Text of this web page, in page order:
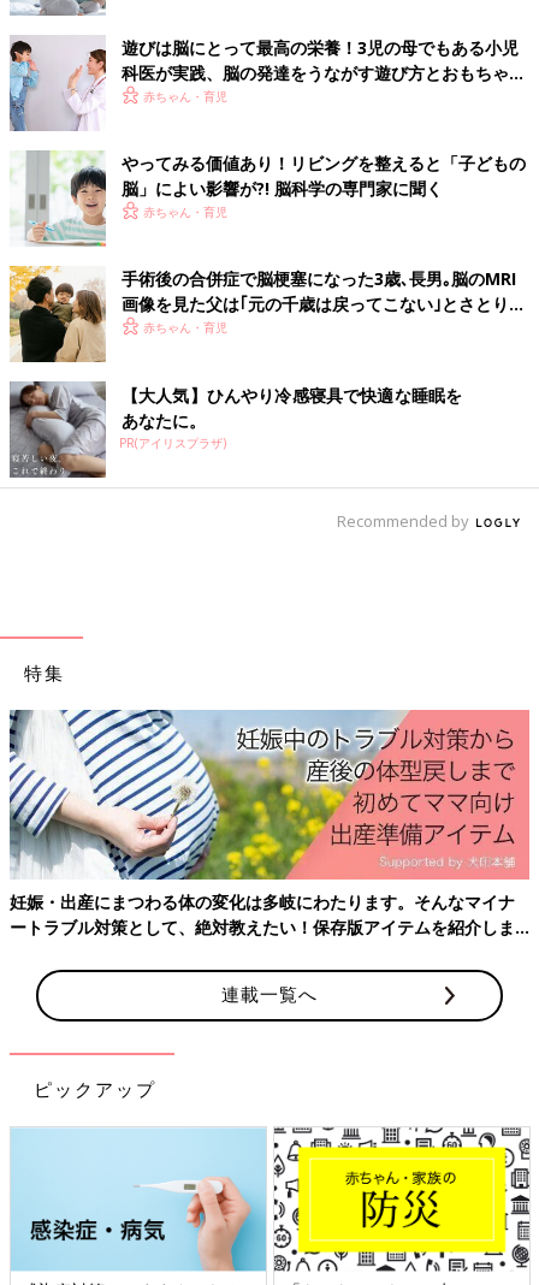
「言葉だけでなく、表情やしぐさなどと合わせて、赤ちゃんに語
りかけてあげましょう。1才くらいからなら抱っこなどで愛着を
感じさせてあげながら、さまざまな種類の読み聞かせをしてあげ
ると、言語の発達に非常にいい効果があります」（瀧先生）
【3】2才〜4才ころ 知的好奇心が育つ
2才〜4才のころは知的好奇心が発達する時期。“なぜなぜ期”とい
われるように、子どもの興味関心が外の世界に広がり始め、自分
と他者の区別ができてくるため、なんでこうなるんだろう？とい
ろんなことを知りたがる時期なのだそうです。
「この知的好奇心を伸ばしてあげるには、図鑑や絵本などで外の
世界のものごとをたくさん見せてあげ、さらにその知識とリアル
な体験とを結びつけてあげることが大切です。
たとえば、虫の図鑑を見て、実際に親子で虫取りをして遊ぶ、と
いったことを何度も繰り返すことで、知的好奇心が発達します。
ょう」（瀧先生）
この時期には運動領域がめざましく発達します。歩く、走る、跳
ぶなどの運動や、はさみを使う、楽器を演奏するなど指先の繊細
な動きもできるようになってくる時期です。
「この時期に有酸素運動をよく行うと、記憶にかかわる海馬（か
いば）という部分の成長が促進され、記憶力をアップさせます。
たくさん体を動かすと、学業成績にもいい影響があるので、外遊
びなどでよく運動をさせてあげるといいでしょう」（瀧先生）
睡眠・食事は脳が育つために大切な生活習慣
事”も脳の発達に深くかかわります。
「睡眠中、脳内では“記憶”の作業が進んでいます。十分に睡眠を
とることで、記憶にかかわる脳内の海馬という部分が育つという
ことがわかっています。適正な睡眠時間には個人差があります
が、目安として、1〜2才の幼児期には1日11〜14時間、5才ころ
までは1日10〜13時間ほどの睡眠が必要といわれています。
睡眠習慣は学童期の学業成績にも影響を与えるため、夜ふかしは
遊びは脳にとって最高の栄養！3児の母でもある小児
科医が実践、脳の発達をうながす遊び方とおもちゃ選
び 赤ちゃん・育児
やってみる価値あり！リビングを整えると「子どもの
脳」によい影響が?! 脳科学の専門家に聞く
赤ちゃん・育児
手術後の合併症で脳梗塞になった3歳､長男｡脳のMRI
画像を見た父は｢元の千歳は戻ってこない｣とさとり…
夫婦で泣き続けた日々【クルーゾン症候群】
赤ちゃん・育児
【大人気】ひんやり冷感寝具で快適な睡眠を
あなたに。
PR(アイリスプラザ)
Recommended by
特集
妊娠・出産にまつわる体の変化は多岐にわたります。そんなマイナ
ートラブル対策として、絶対教えたい！保存版アイテムを紹介しま
連載一覧へ
ピックアップ